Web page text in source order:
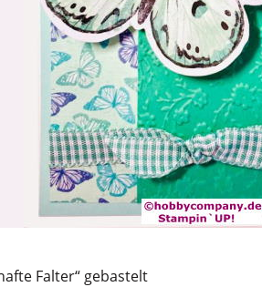
Falter“ gebastelt